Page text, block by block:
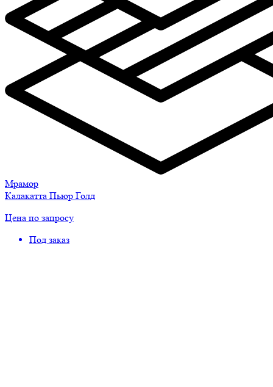
Мрамор
Калакатта Пьюр Голд
Цена по запросу
Под заказ